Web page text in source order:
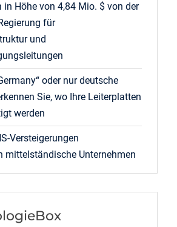
in Höhe von 4,84 Mio. $ von der
für
und
oder nur deutsche
Sie, wo Ihre Leiterplatten
werden
Versteigerungen
mittelständische Unternehmen